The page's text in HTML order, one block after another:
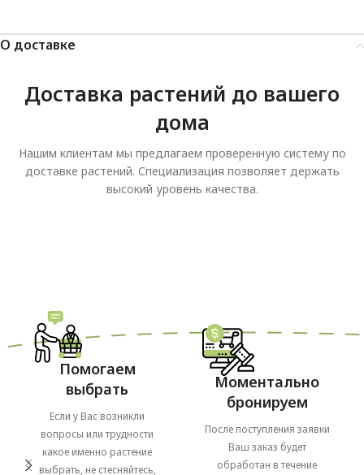
О доставке
Доставка растений до вашего
дома
Нашим клиентам мы предлагаем проверенную систему по
доставке растений. Специализация позволяет держать
высокий уровень качества.
Помогаем
выбрать
Если у Вас возникли
вопросы или трудности
какое именно растение
выбрать, не стесняйтесь,
Моментально
бронируем
После поступления заявки
Ваш заказ будет
обработан в течение